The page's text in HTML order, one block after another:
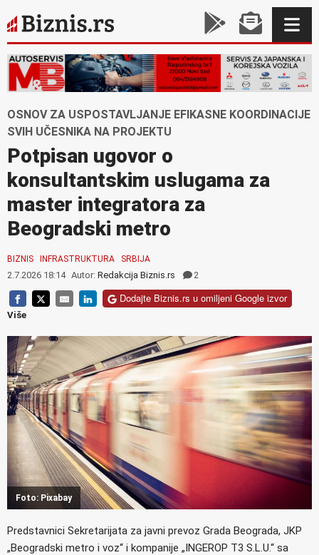
OSNOV ZA USPOSTAVLJANJE EFIKASNE KOORDINACIJE
SVIH UČESNIKA NA PROJEKTU
Potpisan ugovor o
konsultantskim uslugama za
master integratora za
Beogradski metro
BIZNIS INFRASTRUKTURA SRBIJA
2.7.2026 18:14 Autor: Redakcija Biznis.rs 2
Dodajte Biznis.rs u omiljeni Google izvor
Više
Foto: Pixabay
Predstavnici Sekretarijata za javni prevoz Grada Beograda, JKP
„Beogradski metro i voz“ i kompanije „INGEROP T3 S.L.U.“ sa